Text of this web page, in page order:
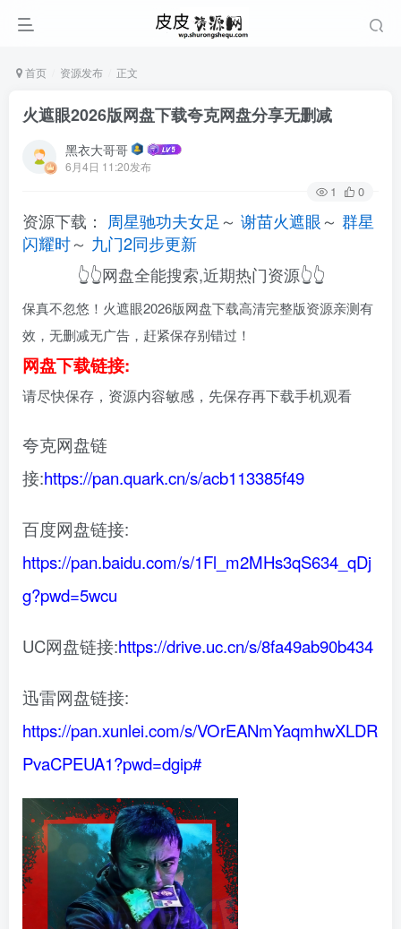
首页 资源发布 正文
火遮眼2026版网盘下载夸克网盘分享无删减
黑衣大哥哥
6月4日 11:20发布
1 0
资源下载： 周星驰功夫女足 ～ 谢苗火遮眼～ 群星
闪耀时～ 九门2同步更新
👆👆网盘全能搜索,近期热门资源👆👆
保真不忽悠！火遮眼2026版网盘下载高清完整版资源亲测有
效，无删减无广告，赶紧保存别错过！
网盘下载链接:
请尽快保存，资源内容敏感，先保存再下载手机观看
夸克网盘链
接:https://pan.quark.cn/s/acb113385f49
百度网盘链接:
https://pan.baidu.com/s/1Fl_m2MHs3qS634_qDj
g?pwd=5wcu
UC网盘链接:https://drive.uc.cn/s/8fa49ab90b434
迅雷网盘链接:
https://pan.xunlei.com/s/VOrEANmYaqmhwXLDR
PvaCPEUA1?pwd=dgip#